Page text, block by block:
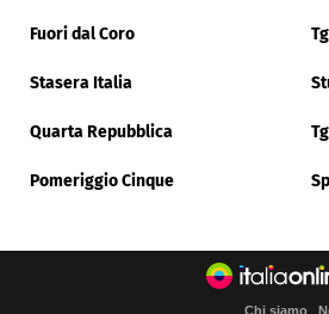
Fuori dal Coro
Stasera Italia
Quarta Repubblica
Pomeriggio Cinque
Chi siamo